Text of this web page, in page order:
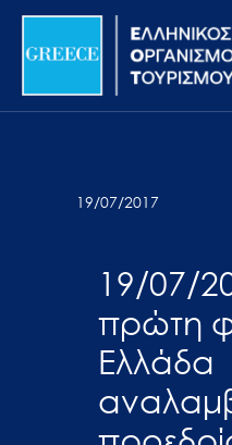
Σημείωση:
ιστότοπος
προσβασιμότητας.
Μετάβαση
περιεχόμενο
19/07/2017
19/07/
πρώτη
Ελλάδα